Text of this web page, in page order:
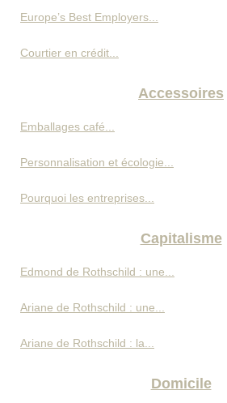
Europe’s Best Employers...
Courtier en crédit...
Accessoires
Emballages café...
Personnalisation et écologie...
Pourquoi les entreprises...
Capitalisme
Edmond de Rothschild : une...
Ariane de Rothschild : une...
Ariane de Rothschild : la...
Domicile